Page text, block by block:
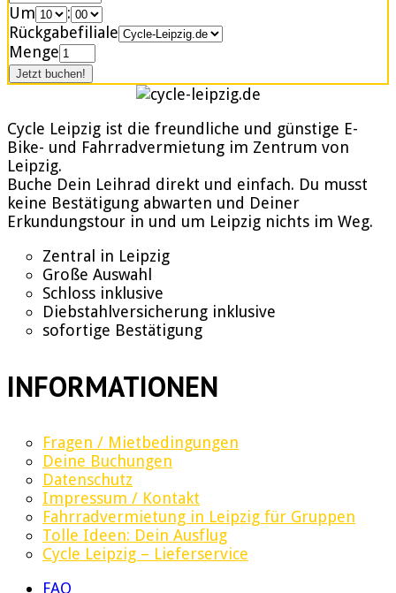
Um
:
Rückgabefiliale
Menge
Cycle Leipzig ist die freundliche und günstige E-
Bike- und Fahrradvermietung im Zentrum von
Leipzig.
Buche Dein Leihrad direkt und einfach. Du musst
keine Bestätigung abwarten und Deiner
Erkundungstour in und um Leipzig nichts im Weg.
Zentral in Leipzig
Große Auswahl
Schloss inklusive
Diebstahlversicherung inklusive
sofortige Bestätigung
INFORMATIONEN
Fragen / Mietbedingungen
Deine Buchungen
Datenschutz
Impressum / Kontakt
Fahrradvermietung in Leipzig für Gruppen
Tolle Ideen: Dein Ausflug
Cycle Leipzig – Lieferservice
FAQ